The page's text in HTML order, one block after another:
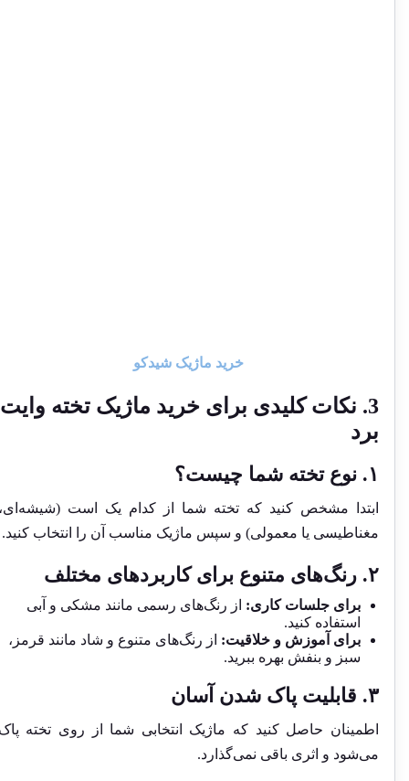
خرید ماژیک شیدکو
3. نکات کلیدی برای خرید ماژیک تخته وایت
برد
ابتدا مشخص کنید که تخته شما از کدام یک است (شیشه‌ای،
مغناطیسی یا معمولی) و سپس ماژیک مناسب آن را انتخاب کنید.
برای جلسات کاری: از رنگ‌های رسمی مانند مشکی و آبی
استفاده کنید.
برای آموزش و خلاقیت:از رنگ‌های متنوع و شاد مانند قرمز،
سبز و بنفش بهره ببرید.
اطمینان حاصل کنید که ماژیک انتخابی شما از روی تخته پاک
می‌شود و اثری باقی نمی‌گذارد.